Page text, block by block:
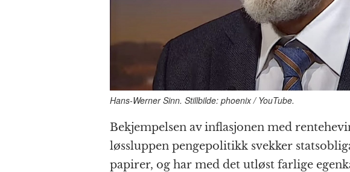
Hans-Werner Sinn. Stillbilde: phoenix / YouTube.
Bekjempelsen av inflasjonen med
løs­sluppen penge­politikk svekker
papirer, og har med det utløst farlige